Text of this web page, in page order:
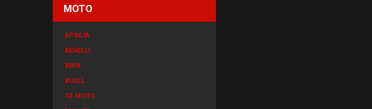
MOTO
APRILIA
BENELLI
BMW
BUELL
CF MOTO